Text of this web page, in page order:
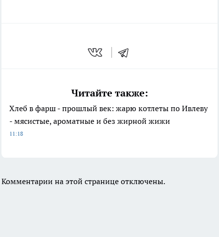
Читайте также:
Хлеб в фарш - прошлый век: жарю котлеты по Ивлеву
- мясистые, ароматные и без жирной жижи
11:18
Комментарии на этой странице отключены.